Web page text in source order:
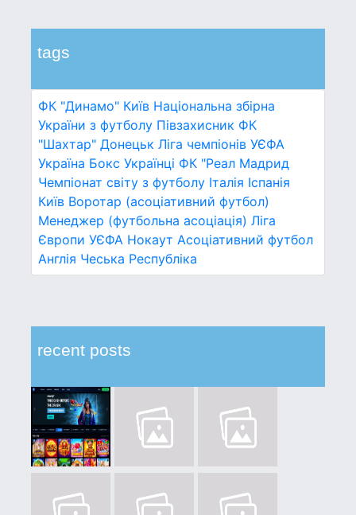
tags
ФК "Динамо" Київ Національна збірна
України з футболу Півзахисник ФК
"Шахтар" Донецьк Ліга чемпіонів УЄФА
Україна Бокс Українці ФК "Реал Мадрид
Чемпіонат світу з футболу Італія Іспанія
Київ Воротар (асоціативний футбол)
Менеджер (футбольна асоціація) Ліга
Європи УЄФА Нокаут Асоціативний футбол
Англія Чеська Республіка
recent posts